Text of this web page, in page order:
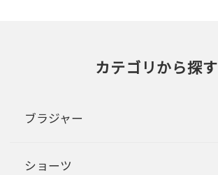
カテゴリから探す
ブラジャー
ショーツ